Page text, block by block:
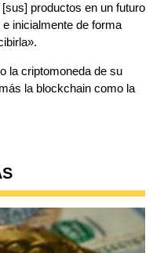
productos en un futuro
inicialmente de forma
la criptomoneda de su
la blockchain como la